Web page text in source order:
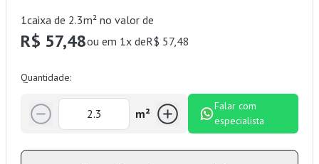
1caixa de 2.3m² no valor de
R$ 57,48ou em 1x deR$ 57,48
Quantidade:
m²
Falar com
especialista